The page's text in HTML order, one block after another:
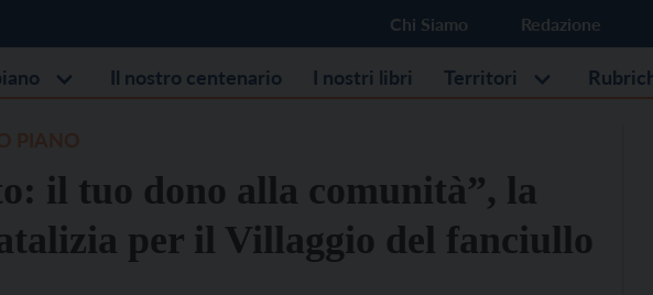
Chi Siamo Redazione
Il nostro centenario I nostri libri Territori
il tuo dono alla comunità”, la
per il Villaggio del fanciullo